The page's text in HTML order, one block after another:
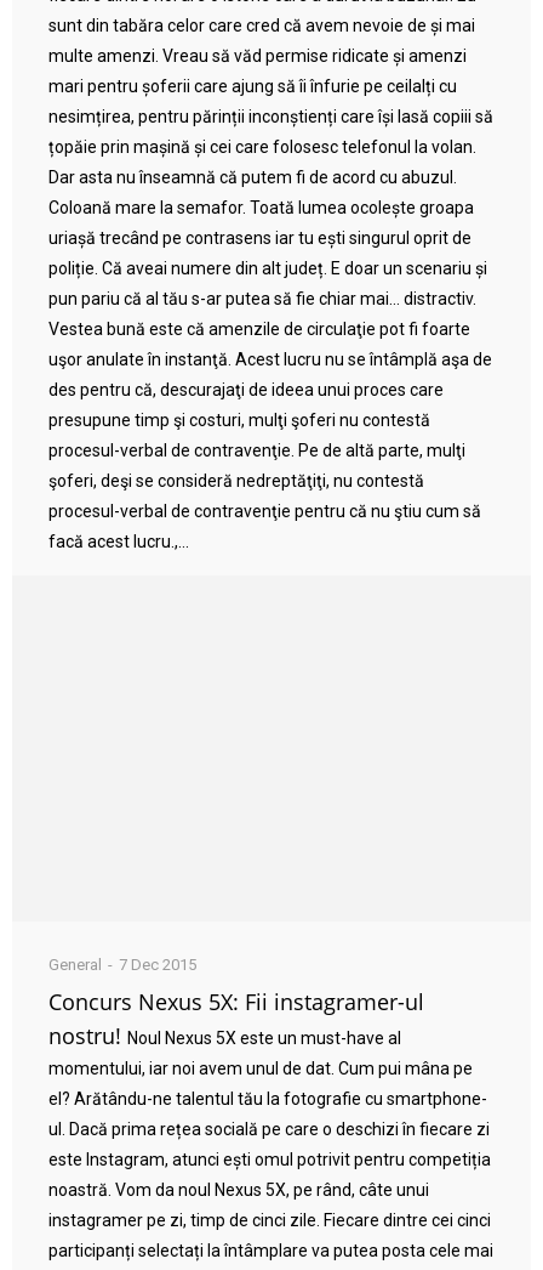
sunt din tabăra celor care cred că avem nevoie de și mai
multe amenzi. Vreau să văd permise ridicate și amenzi
mari pentru șoferii care ajung să îi înfurie pe ceilalți cu
nesimțirea, pentru părinții inconștienți care își lasă copiii să
țopăie prin mașină și cei care folosesc telefonul la volan.
Dar asta nu înseamnă că putem fi de acord cu abuzul.
Coloană mare la semafor. Toată lumea ocolește groapa
uriașă trecând pe contrasens iar tu ești singurul oprit de
poliție. Că aveai numere din alt județ. E doar un scenariu și
pun pariu că al tău s-ar putea să fie chiar mai… distractiv.
Vestea bună este că amenzile de circulaţie pot fi foarte
uşor anulate în instanţă. Acest lucru nu se întâmplă aşa de
des pentru că, descurajaţi de ideea unui proces care
presupune timp şi costuri, mulţi şoferi nu contestă
procesul-verbal de contravenţie. Pe de altă parte, mulţi
şoferi, deşi se consideră nedreptăţiţi, nu contestă
procesul-verbal de contravenţie pentru că nu ştiu cum să
facă acest lucru.,...
General 7 Dec 2015
Concurs Nexus 5X: Fii instagramer-ul
nostru! Noul Nexus 5X este un must-have al
momentului, iar noi avem unul de dat. Cum pui mâna pe
el? Arătându-ne talentul tău la fotografie cu smartphone-
ul. Dacă prima rețea socială pe care o deschizi în fiecare zi
este Instagram, atunci ești omul potrivit pentru competiția
noastră. Vom da noul Nexus 5X, pe rând, câte unui
instagramer pe zi, timp de cinci zile. Fiecare dintre cei cinci
participanți selectați la întâmplare va putea posta cele mai